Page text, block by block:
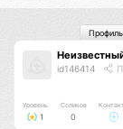
id146414
Уровень
1
Соликов
0
Профиль